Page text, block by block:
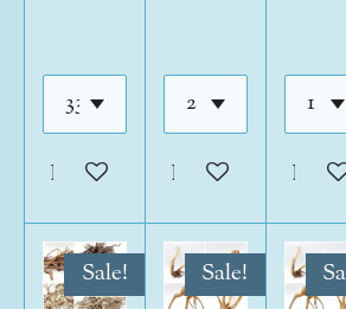
In den Warenkorb
In den In
Sale! Sale!